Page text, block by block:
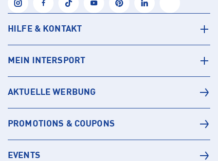
HILFE & KONTAKT
MEIN INTERSPORT
AKTUELLE WERBUNG
PROMOTIONS & COUPONS
EVENTS